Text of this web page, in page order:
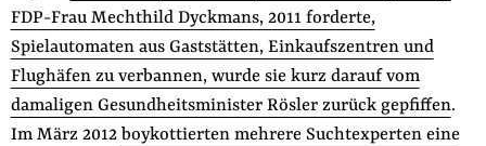
FDP-Frau Mechthild Dyckmans, 2011 forderte,
Spielautomaten aus Gaststätten, Einkaufszentren und
Flughäfen zu verbannen, wurde sie kurz darauf vom
damaligen Gesundheitsminister Rösler zurück gepfiffen.
Im März 2012 boykottierten mehrere Suchtexperten eine